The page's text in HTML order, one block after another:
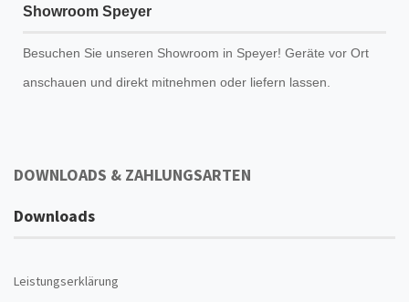
Showroom Speyer
Besuchen Sie unseren Showroom in Speyer! Geräte vor Ort
anschauen und direkt mitnehmen oder liefern lassen.
DOWNLOADS & ZAHLUNGSARTEN
Downloads
Leistungserklärung